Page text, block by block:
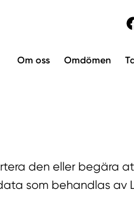
Om oss Omdömen
den eller begära
som behandlas av